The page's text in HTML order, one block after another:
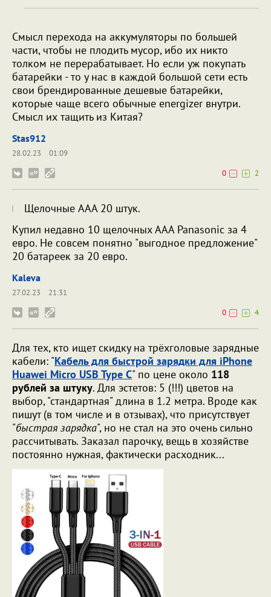
Смысл перехода на аккумуляторы по большей
части, чтобы не плодить мусор, ибо их никто
толком не перерабатывает. Но если уж покупать
батарейки - то у нас в каждой большой сети есть
свои брендированные дешевые батарейки,
которые чаще всего обычные energizer внутри.
Смысл их тащить из Китая?
Stas912
28.02.23
01:09
0
2
Щелочные AAA 20 штук.
Купил недавно 10 щелочных ААА Panasonic за 4
евро. Не совсем понятно "выгодное предложение"
20 батареек за 20 евро.
Kaleva
27.02.23
21:31
0
4
Для тех, кто ищет скидку на трёхголовые зарядные
кабели: "Кабель для быстрой зарядки для iPhone
Huawei Micro USB Type C" по цене около 118
рублей за штуку. Для эстетов: 5 (!!!) цветов на
выбор, "стандартная" длина в 1.2 метра. Вроде как
пишут (в том числе и в отзывах), что присутствует
"быстрая зарядка", но не стал на это очень сильно
рассчитывать. Заказал парочку, вещь в хозяйстве
постоянно нужная, фактически расходник...